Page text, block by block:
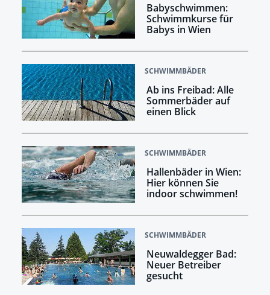
Babyschwimmen:
Schwimmkurse für
Babys in Wien
SCHWIMMBÄDER
Ab ins Freibad: Alle
Sommerbäder auf
einen Blick
SCHWIMMBÄDER
Hallenbäder in Wien:
Hier können Sie
indoor schwimmen!
SCHWIMMBÄDER
Neuwaldegger Bad:
Neuer Betreiber
gesucht